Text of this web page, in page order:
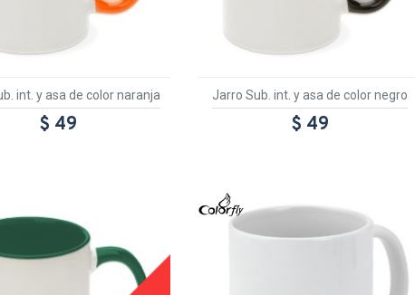
int. y asa de color naranja
$ 49
Jarro Sub. int. y asa de color negro
$ 49
TEXTTRANSPARENTE